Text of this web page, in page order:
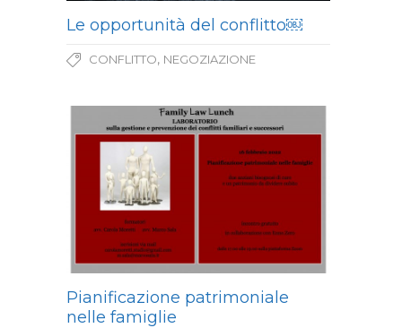
Le opportunità del conflitto￼
CONFLITTO, NEGOZIAZIONE
Pianificazione patrimoniale
nelle famiglie